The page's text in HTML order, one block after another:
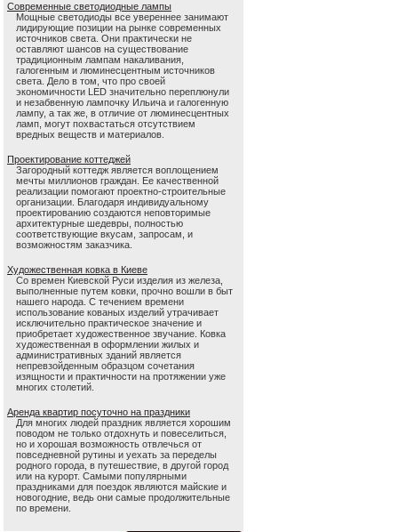
Современные светодиодные лампы
Мощные светодиоды все увереннее занимают
лидирующие позиции на рынке современных
источников света. Они практически не
оставляют шансов на существование
традиционным лампам накаливания,
галогенным и люминесцентным источников
света. Дело в том, что про своей
экономичности LED значительно переплюнули
и незабвенную лампочку Ильича и галогенную
лампу, а так же, в отличие от люминесцентных
ламп, могут похвастаться отсутствием
вредных веществ и материалов.
Проектирование коттеджей
Загородный коттедж является воплощением
мечты миллионов граждан. Ее качественной
реализации помогают проектно-строительные
организации. Благодаря индивидуальному
проектированию создаются неповторимые
архитектурные шедевры, полностью
соответствующие вкусам, запросам, и
возможностям заказчика.
Художественная ковка в Киеве
Со времен Киевской Руси изделия из железа,
выполненные путем ковки, прочно вошли в быт
нашего народа. С течением времени
использование кованых изделий утрачивает
исключительно практическое значение и
приобретает художественное звучание. Ковка
художественная в оформлении жилых и
административных зданий является
непревзойденным образцом сочетания
изящности и практичности на протяжении уже
многих столетий.
Аренда квартир посуточно на праздники
Для многих людей праздник является хорошим
поводом не только отдохнуть и повеселиться,
но и хорошая возможность отвлечься от
повседневной рутины и уехать за переделы
родного города, в путешествие, в другой город
или на курорт. Самыми популярными
праздниками для поездок являются майские и
новогодние, ведь они самые продолжительные
по времени.